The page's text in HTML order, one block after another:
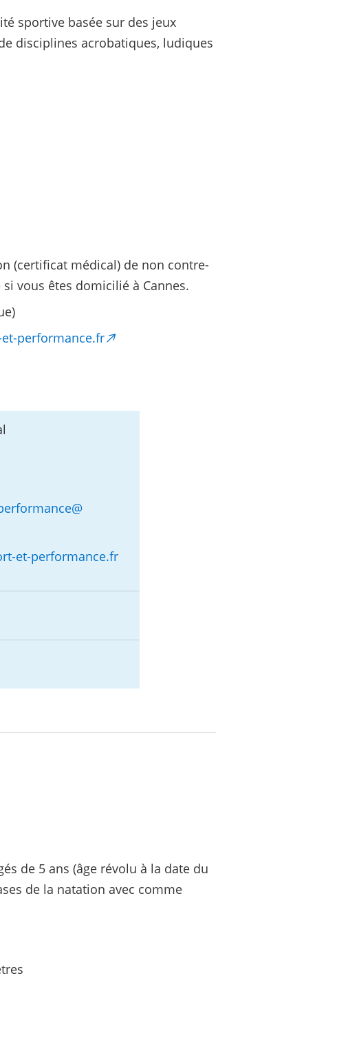
sportive basée sur des jeux
disciplines acrobatiques, ludiques
(certificat médical) de non contre-
vous êtes domicilié à Cannes.
performance.fr
@
et-performance.fr
de 5 ans (âge révolu à la date du
de la natation avec comme